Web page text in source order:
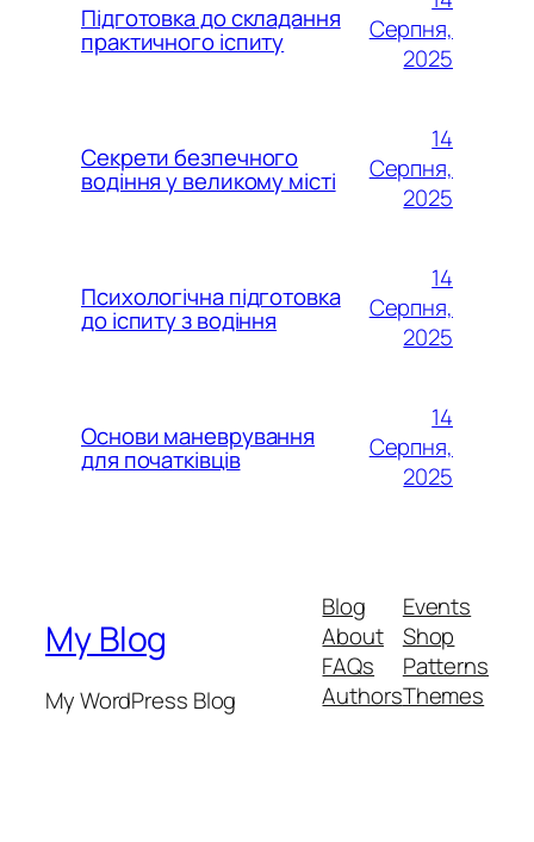
Підготовка до складання
практичного іспиту
Серпня,
2025
Секрети безпечного
водіння у великому місті
14
Серпня,
2025
Психологічна підготовка
до іспиту з водіння
14
Серпня,
2025
Основи маневрування
для початківців
14
Серпня,
2025
My Blog
My WordPress Blog
Blog
About
FAQs
Authors
Events
Shop
Patterns
Themes